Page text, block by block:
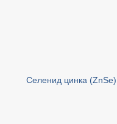
Селенид цинка (ZnSe)